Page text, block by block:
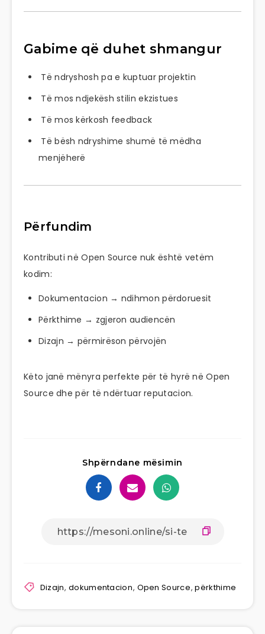
Gabime që duhet shmangur
Të ndryshosh pa e kuptuar projektin
Të mos ndjekësh stilin ekzistues
Të mos kërkosh feedback
Të bësh ndryshime shumë të mëdha
menjëherë
Përfundim
Kontributi në Open Source nuk është vetëm
kodim:
Dokumentacion → ndihmon përdoruesit
Përkthime → zgjeron audiencën
Dizajn → përmirëson përvojën
Këto janë mënyra perfekte për të hyrë në Open
Source dhe për të ndërtuar reputacion.
Shpërndane mësimin
Dizajn,dokumentacion, Open Source,përkthime